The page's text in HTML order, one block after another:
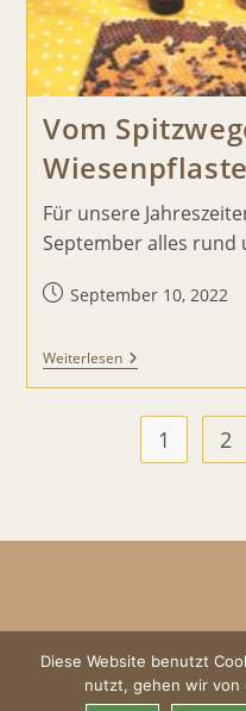
Vom
Für unsere
September alles rund
BeitragSeptember 10, 2022
WeiterlesenVom
Spitzwegerich
Zum
Wiesenpflaster
1 2
Impressum
Diese Website benutzt
nutzt, gehen wir von